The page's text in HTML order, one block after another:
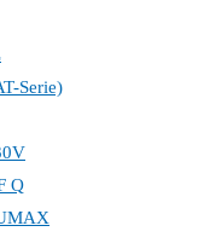
Serie)
Q